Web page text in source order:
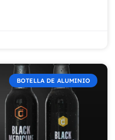
BOTELLA DE ALUMINIO